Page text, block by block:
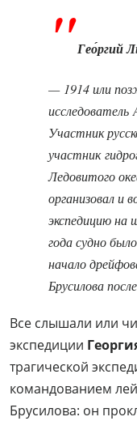
Гео́ргий
— 1914 или
Участник
участник
Ледовитого
организовал и
экспедицию на
года судно
начало
Брусилова
Все слышали или
экспедиции
трагической
командованием
Брусилова: он